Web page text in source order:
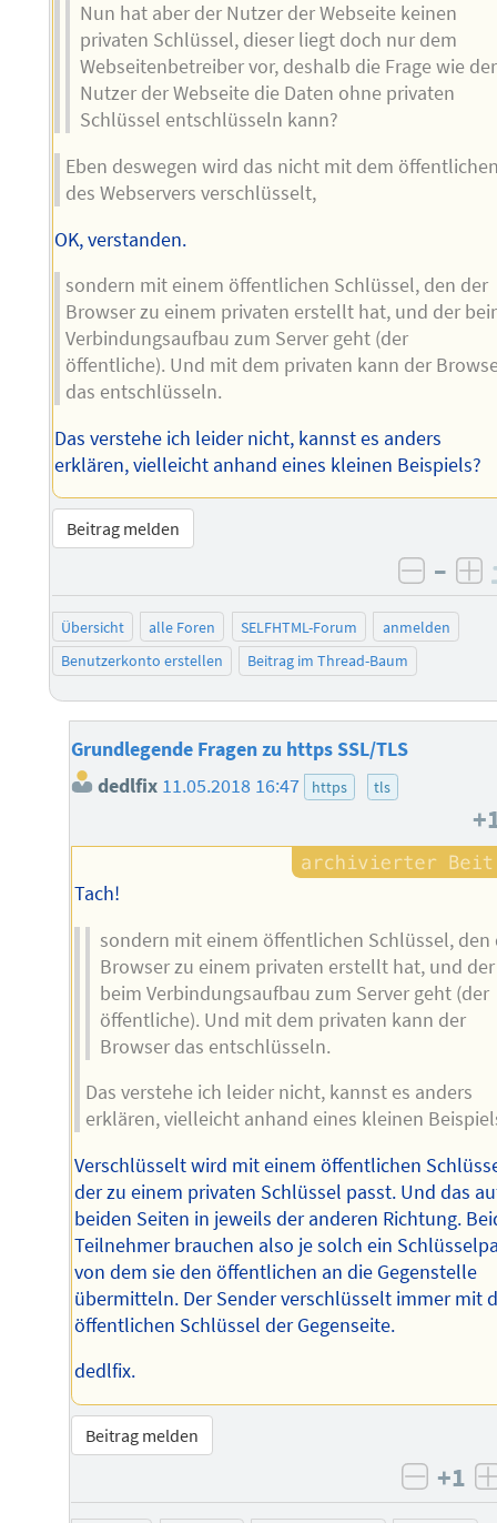
Nun hat aber der Nutzer der Webseite keinen
privaten Schlüssel, dieser liegt doch nur dem
Webseitenbetreiber vor, deshalb die Frage wie der
Nutzer der Webseite die Daten ohne privaten
Schlüssel entschlüsseln kann?
Eben deswegen wird das nicht mit dem
des Webservers verschlüsselt,
OK, verstanden.
sondern mit einem öffentlichen Schlüssel, den der
Browser zu einem privaten erstellt hat, und der
Verbindungsaufbau zum Server geht (der
öffentliche). Und mit dem privaten kann der
das entschlüsseln.
Das verstehe ich leider nicht, kannst es anders
erklären, vielleicht anhand eines kleinen Beispiels?
Beitrag melden
–
Übersicht alle Foren SELFHTML-Forum
anmelden
Benutzerkonto erstellen
Beitrag im Thread-Baum
Grundlegende Fragen zu https SSL/TLS
dedlfix 11.05.2018 16:47 https tls
Tach!
sondern mit einem öffentlichen Schlüssel, den
Browser zu einem privaten erstellt hat, und der
beim Verbindungsaufbau zum Server geht (der
öffentliche). Und mit dem privaten kann der
Browser das entschlüsseln.
Das verstehe ich leider nicht, kannst es anders
erklären, vielleicht anhand eines kleinen
Verschlüsselt wird mit einem öffentlichen
der zu einem privaten Schlüssel passt. Und das
beiden Seiten in jeweils der anderen Richtung.
Teilnehmer brauchen also je solch ein
von dem sie den öffentlichen an die Gegenstelle
übermitteln. Der Sender verschlüsselt immer mit
öffentlichen Schlüssel der Gegenseite.
dedlfix.
Beitrag melden
+1